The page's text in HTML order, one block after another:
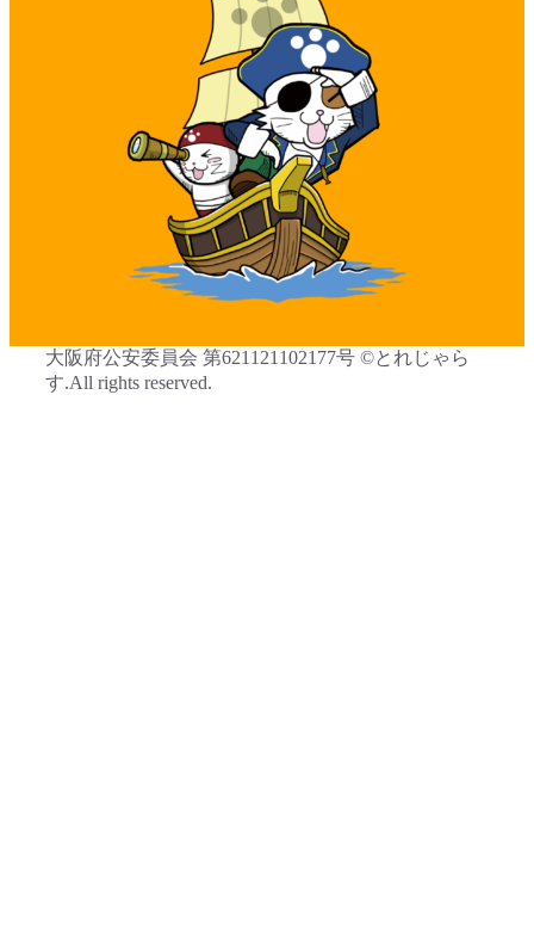
大阪府公安委員会 第621121102177号 ©とれじゃら
す.All rights reserved.